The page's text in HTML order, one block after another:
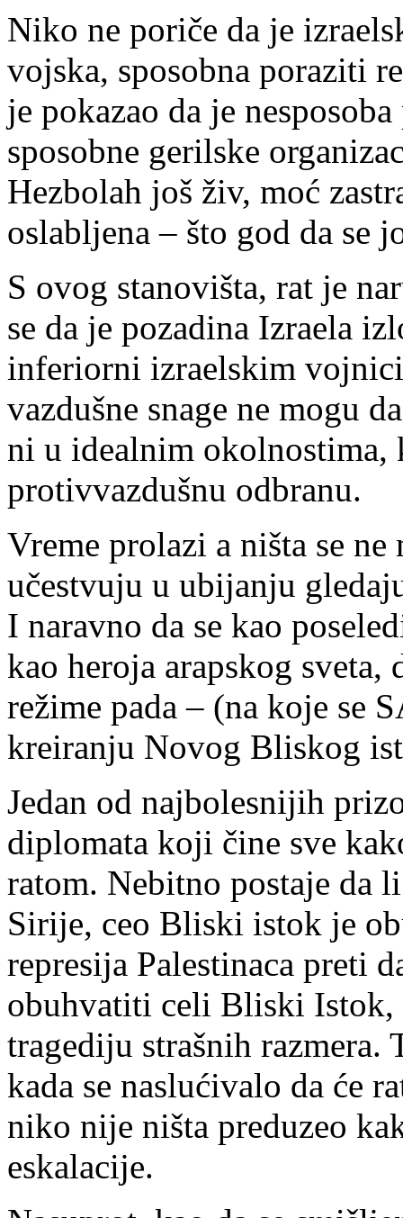
Niko ne poriče da je
vojska, sposobna poraziti
je pokazao da je
sposobne gerilske
Hezbolah još živ, moć
oslabljena – što god da se
S ovog stanovišta, rat je
se da je pozadina Izraela
inferiorni izraelskim
vazdušne snage ne mogu
ni u idealnim okolnostima,
protivvazdušnu odbranu.
Vreme prolazi a ništa se
učestvuju u ubijanju
I naravno da se kao
kao heroja arapskog sveta,
režime pada – (na koje se
kreiranju Novog Bliskog
Jedan od najbolesnijih
diplomata koji čine sve
ratom. Nebitno postaje da
Sirije, ceo Bliski istok je
represija Palestinaca preti
obuhvatiti celi Bliski
tragediju strašnih razmera.
kada se naslućivalo da će
niko nije ništa preduzeo
eskalacije.